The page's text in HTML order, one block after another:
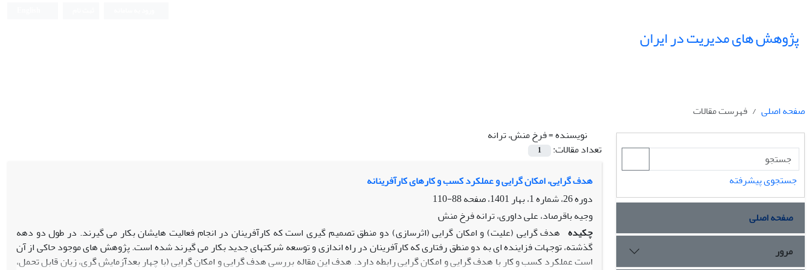
پژوهش های مدیریت در ایران
صفحه اصلی
فهرست مقالات
نویسنده =فرخ منش، ترانه
تعداد مقالات:
1
هدف گرایی، امکان گرایی و عملکرد کسب و کارهای کارآفرینانه
دوره 26، شماره 1، بهار 1401، صفحه
88-110
وجیه باقرصاد، علی داوری، ترانه فرخ منش
چکیده هدف ­گرایی (علیت) و امکان­ گرایی (اثرسازی) دو منطق تصمیم گیری است که کارآفرینان در انجام فعالیت ­هایشان بکار می ­گیرند. در طول دو دهه
گذشته، توجهات فزاینده ای به دو منطق رفتاری که کارآفرینان در راه اندازی و توسعه شرکت­های جدید بکار می ­گیرند شده است. پژوهش­ های موجود حاکی از آن
است عملکرد کسب و کار با هدف گرایی و امکان گرایی رابطه دارد. هدف این مقاله بررسی هدف ­گرایی و امکان ­گرایی (با چهار بعدآزمایش ­گری، زیان قابل تحمل،
جستجوی پیشرفته
صفحه اصلی
مرور